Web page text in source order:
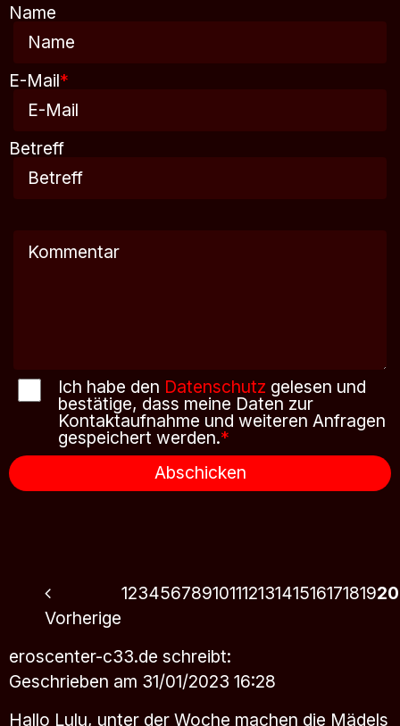
Name
E-Mail*
Betreff
Ich habe den Datenschutz gelesen und
bestätige, dass meine Daten zur
Kontaktaufnahme und weiteren Anfragen
gespeichert werden.*
Abschicken
Vorherige
1234567891011121314151617181920
eroscenter-c33.de schreibt:
Geschrieben am 31/01/2023 16:28
Hallo Lulu, unter der Woche machen die Mädels